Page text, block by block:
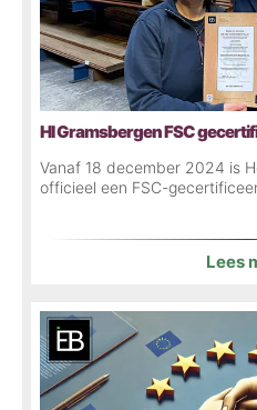
HI Gramsbergen FSC
Vanaf 18 december 2024 is
officieel een FSC-
Lees